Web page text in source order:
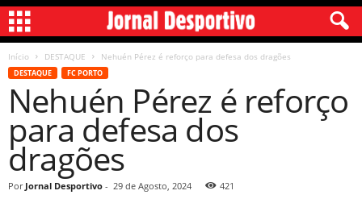
Início DESTAQUE Nehuén Pérez é reforço para defesa dos dragões
DESTAQUE FC PORTO
Nehuén Pérez é reforço
para defesa dos
dragões
Por Jornal Desportivo - 29 de Agosto, 2024 421